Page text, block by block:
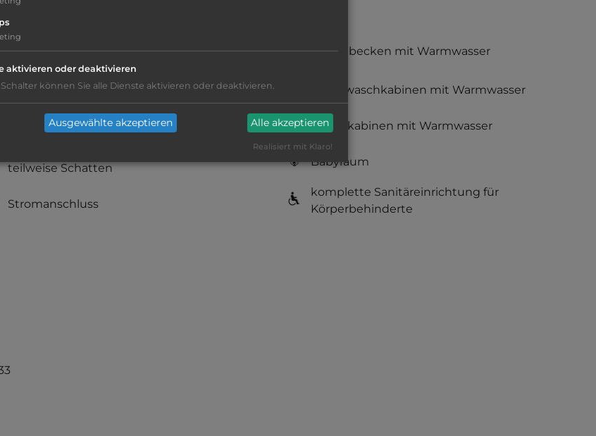
Hygiene: befriedigend
Service: befriedigend, einige
Annehmlichkeiten fehlen
Grasgelände, Wiese
teilweise Schatten
Stromanschluss
Waschbecken mit Warmwasser
Einzelwaschkabinen mit Warmwasser
Duschkabinen mit Warmwasser
Babyraum
komplette Sanitäreinrichtung für
Körperbehinderte
aktivieren oder deaktivieren
können Sie alle Dienste aktivieren oder deaktivieren.
Ausgewählte akzeptieren Alle akzeptieren
Realisiert mit Klaro!